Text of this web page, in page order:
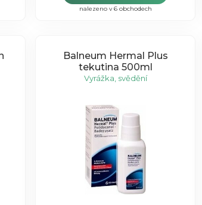
nalezeno v 6 obchodech
Balneum Hermal Plus
tekutina 500ml
Vyrážka, svědění